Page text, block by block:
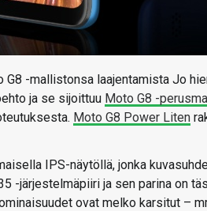
G8 -mallistonsa laajentamista Jo
ja se sijoittuu Moto G8 -
Moto G8 Power Liten
IPS-näytöllä, jonka
-järjestelmäpiiri ja sen parina on
ovat melko karsitut –